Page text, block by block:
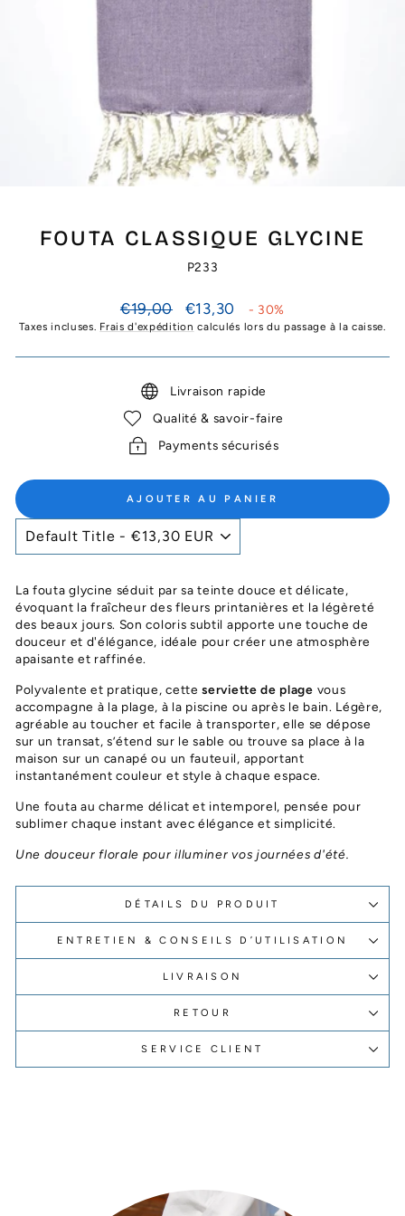
FOUTA CLASSIQUE GLYCINE
P233
Prix
régulier
€19,00
Prix
réduit
€13,30 - 30%
Taxes incluses. Frais d'expédition calculés lors du passage à la caisse.
Livraison rapide
Qualité & savoir-faire
Payments sécurisés
AJOUTER AU PANIER
La fouta glycine séduit par sa teinte douce et délicate,
évoquant la fraîcheur des fleurs printanières et la légèreté
des beaux jours. Son coloris subtil apporte une touche de
douceur et d'élégance, idéale pour créer une atmosphère
apaisante et raffinée.
Polyvalente et pratique, cetteserviette de plage vous
accompagne à la plage, à la piscine ou après le bain. Légère,
agréable au toucher et facile à transporter, elle se dépose
sur un transat, s’étend sur le sable ou trouve sa place à la
maison sur un canapé ou un fauteuil, apportant
instantanément couleur et style à chaque espace.
Une fouta au charme délicat et intemporel, pensée pour
sublimer chaque instant avec élégance et simplicité.
Une douceur florale pour illuminer vos journées d'été.
DÉTAILS DU PRODUIT
ENTRETIEN & CONSEILS D’UTILISATION
LIVRAISON
RETOUR
SERVICE CLIENT